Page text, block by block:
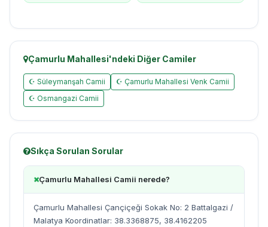
Çamurlu Mahallesi'ndeki Diğer Camiler
☪ Süleymanşah Camii
☪ Çamurlu Mahallesi Venk Camii
☪ Osmangazi Camii
Sıkça Sorulan Sorular
Çamurlu Mahallesi Camii nerede?
Çamurlu Mahallesi Çançiçeği Sokak No: 2 Battalgazi /
Malatya Koordinatlar: 38.3368875, 38.4162205